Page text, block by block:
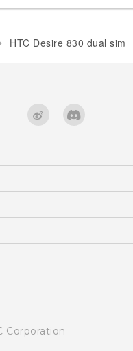
HTC Desire 830 dual sim‎
Corporation